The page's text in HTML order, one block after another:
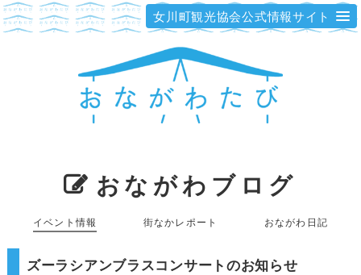
女川町観光協会公式情報サイト
おながわブログ
イベント情報 街なかレポート おながわ日記
ズーラシアンブラスコンサートのお知らせ